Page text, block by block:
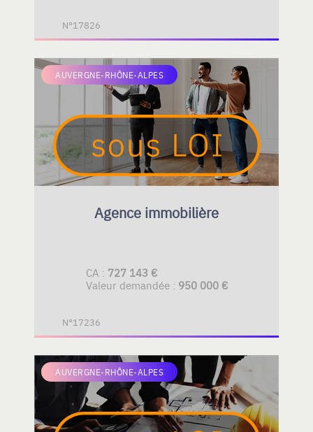
N°17826
AUVERGNE-RHÔNE-ALPES
Agence immobilière
CA : 727 143 €
Valeur demandée : 950 000 €
N°17236
AUVERGNE-RHÔNE-ALPES